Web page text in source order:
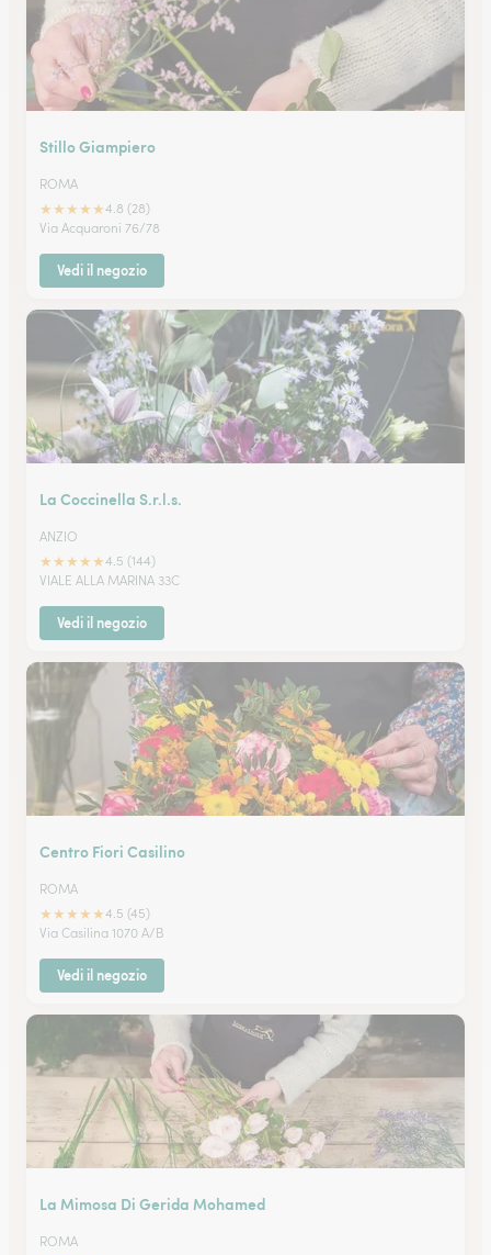
Stillo Giampiero
ROMA
★★★★★4.8 (28)
Via Acquaroni 76/78
Vedi il negozio
La Coccinella S.r.l.s.
ANZIO
★★★★★4.5 (144)
VIALE ALLA MARINA 33C
Vedi il negozio
Centro Fiori Casilino
ROMA
★★★★★4.5 (45)
Via Casilina 1070 A/B
Vedi il negozio
La Mimosa Di Gerida Mohamed
ROMA